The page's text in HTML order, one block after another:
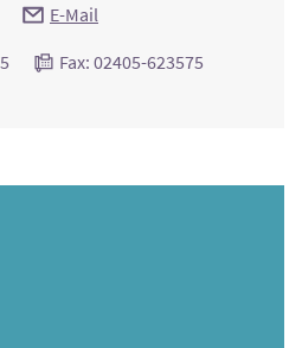
E-Mail
Fax: 02405-623575